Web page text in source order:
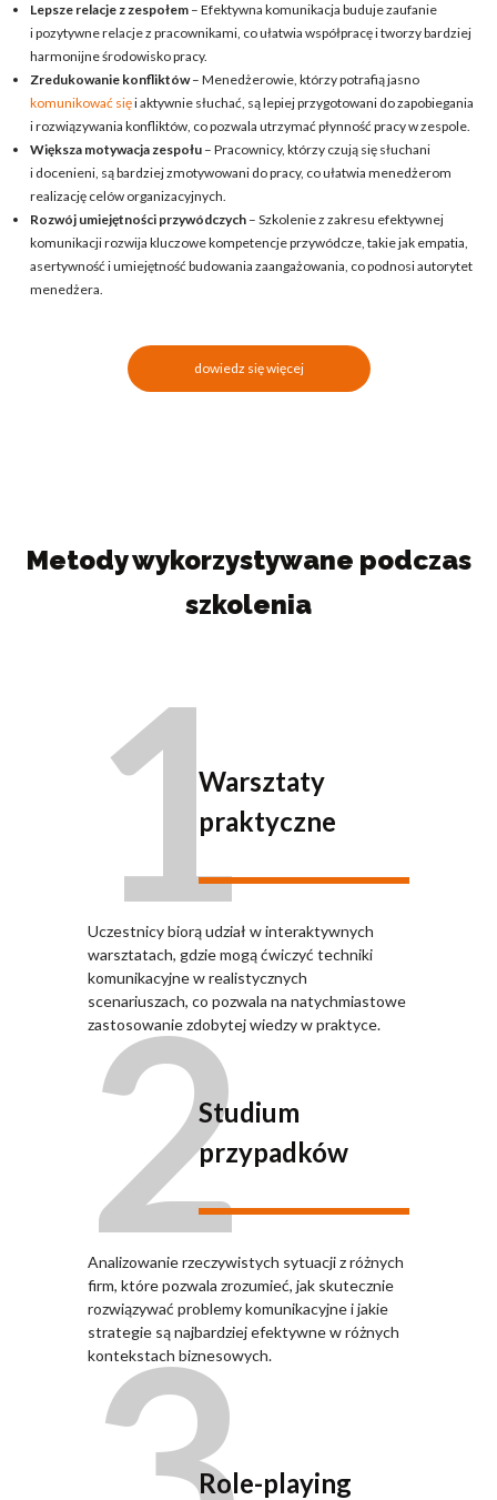
Lepsze relacje z zespołem – Efektywna komunikacja buduje zaufanie
i pozytywne relacje z pracownikami, co ułatwia współpracę i tworzy bardziej
harmonijne środowisko pracy.
Zredukowanie konfliktów– Menedżerowie, którzy potrafią jasno
komunikować sięi aktywnie słuchać, są lepiej przygotowani do zapobiegania
i rozwiązywania konfliktów, co pozwala utrzymać płynność pracy w zespole.
Większa motywacja zespołu – Pracownicy, którzy czują się słuchani
i docenieni, są bardziej zmotywowani do pracy, co ułatwia menedżerom
realizację celów organizacyjnych.
Rozwój umiejętności przywódczych – Szkolenie z zakresu efektywnej
komunikacji rozwija kluczowe kompetencje przywódcze, takie jak empatia,
asertywność i umiejętność budowania zaangażowania, co podnosi autorytet
menedżera.
dowiedz się więcej
Metody wykorzystywane podczas
szkolenia
1Warsztaty
praktyczne
Uczestnicy biorą udział w interaktywnych
warsztatach, gdzie mogą ćwiczyć techniki
komunikacyjne w realistycznych
scenariuszach, co pozwala na natychmiastowe
zastosowanie zdobytej wiedzy w praktyce.
2Studium
przypadków
Analizowanie rzeczywistych sytuacji z różnych
firm, które pozwala zrozumieć, jak skutecznie
rozwiązywać problemy komunikacyjne i jakie
strategie są najbardziej efektywne w różnych
kontekstach biznesowych.
Role-playing